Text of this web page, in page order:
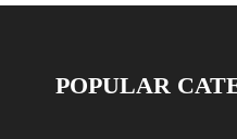
POPULAR